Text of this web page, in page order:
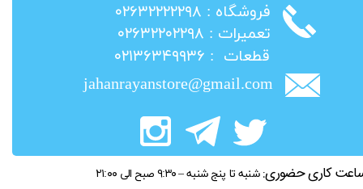
​فروشگاه : ۰۲۶۳۲۲۲۲۲۹۸
​تعمیرات : ۰۲۶۳۲۲۰۲۲۹۸
​قطعات : ۰۲۱۳۶۳۴۹۹۳۶
jahanrayanstore@gmail.com
کاری حضوری: شنبه تا پنج شنبه – ۹:۳۰ صبح الی ۲۱:۰۰